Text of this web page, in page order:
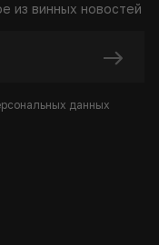
из винных новостей
данных